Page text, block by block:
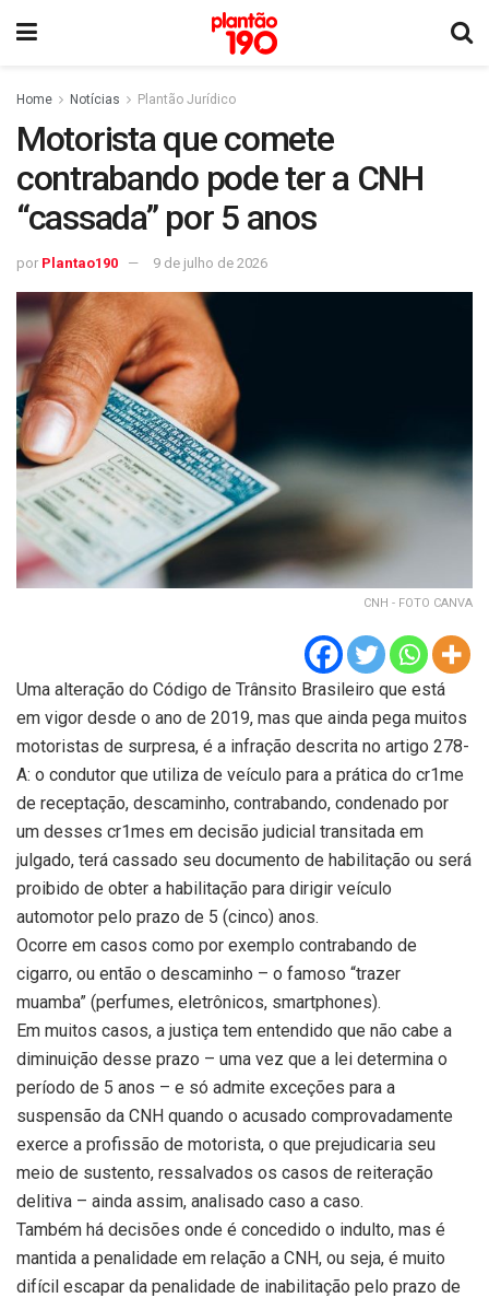
Home Notícias Plantão Jurídico
Motorista que comete
contrabando pode ter a CNH
“cassada” por 5 anos
por Plantao190 9 de julho de 2026
CNH - FOTO CANVA
Uma alteração do Código de Trânsito Brasileiro que está
em vigor desde o ano de 2019, mas que ainda pega muitos
motoristas de surpresa, é a infração descrita no artigo 278-
A: o condutor que utiliza de veículo para a prática do cr1me
de receptação, descaminho, contrabando, condenado por
um desses cr1mes em decisão judicial transitada em
julgado, terá cassado seu documento de habilitação ou será
proibido de obter a habilitação para dirigir veículo
automotor pelo prazo de 5 (cinco) anos.
Ocorre em casos como por exemplo contrabando de
cigarro, ou então o descaminho – o famoso “trazer
muamba” (perfumes, eletrônicos, smartphones).
Em muitos casos, a justiça tem entendido que não cabe a
diminuição desse prazo – uma vez que a lei determina o
período de 5 anos – e só admite exceções para a
suspensão da CNH quando o acusado comprovadamente
exerce a profissão de motorista, o que prejudicaria seu
meio de sustento, ressalvados os casos de reiteração
delitiva – ainda assim, analisado caso a caso.
Também há decisões onde é concedido o indulto, mas é
mantida a penalidade em relação a CNH, ou seja, é muito
difícil escapar da penalidade de inabilitação pelo prazo de